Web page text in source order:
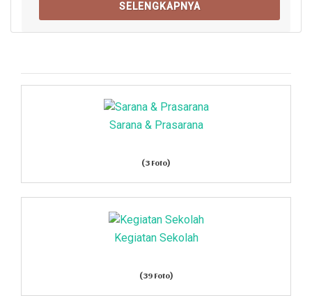
SELENGKAPNYA
Sarana & Prasarana
(3 Foto)
Kegiatan Sekolah
(39 Foto)